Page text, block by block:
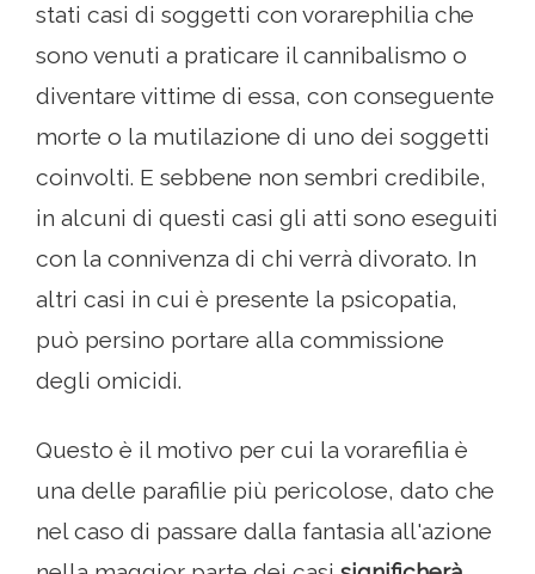
stati casi di soggetti con vorarephilia che
sono venuti a praticare il cannibalismo o
diventare vittime di essa, con conseguente
morte o la mutilazione di uno dei soggetti
coinvolti. E sebbene non sembri credibile,
in alcuni di questi casi gli atti sono eseguiti
con la connivenza di chi verrà divorato. In
altri casi in cui è presente la psicopatia,
può persino portare alla commissione
degli omicidi.
Questo è il motivo per cui la vorarefilia è
una delle parafilie più pericolose, dato che
nel caso di passare dalla fantasia all'azione